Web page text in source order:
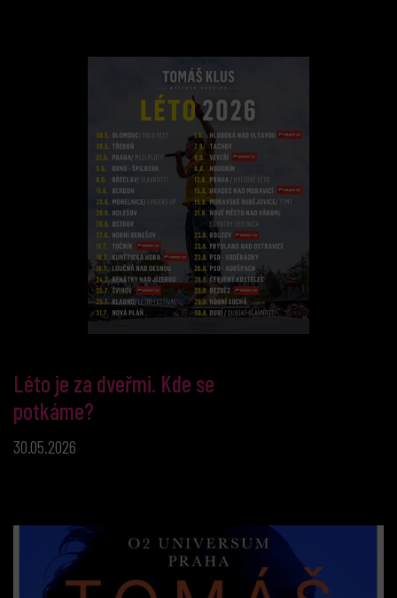
Léto je za dveřmi. Kde se
potkáme?
30.05.2026